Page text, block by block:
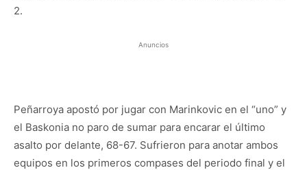
2.
Anuncios
Peñarroya apostó por jugar con Marinkovic en el “uno” y
el Baskonia no paro de sumar para encarar el último
asalto por delante, 68-67. Sufrieron para anotar ambos
equipos en los primeros compases del periodo final y el